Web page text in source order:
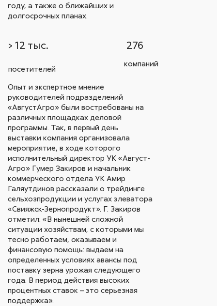
году, а также о ближайших и
долгосрочных планах.
> 12 тыс. 276
посетителей
компаний
Опыт и экспертное мнение
руководителей подразделений
«АвгустАгро» были востребованы на
различных площадках деловой
программы. Так, в первый день
выставки компания организовала
мероприятие, в ходе которого
исполнительный директор УК «Август-
Агро» Гумер Закиров и начальник
коммерческого отдела УК Амир
Галяутдинов рассказали о трейдинге
сельхозпродукции и услугах элеватора
«Свияжск-Зернопродукт». Г. Закиров
отметил: «В нынешней сложной
ситуации хозяйствам, с которыми мы
тесно работаем, оказываем и
финансовую помощь: выдаем на
определенных условиях авансы под
поставку зерна урожая следующего
года. В период действия высоких
процентных ставок – это серьезная
поддержка».